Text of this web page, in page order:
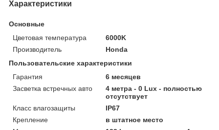
Характеристики
Основные
Цветовая температура
6000K
Производитель
Honda
Пользовательские характеристики
Гарантия
6 месяцев
Засветка встречных авто
4 метра - 0 Lux - полностью
отсутствует
Класс влагозащиты
IP67
Крепление
в штатное место